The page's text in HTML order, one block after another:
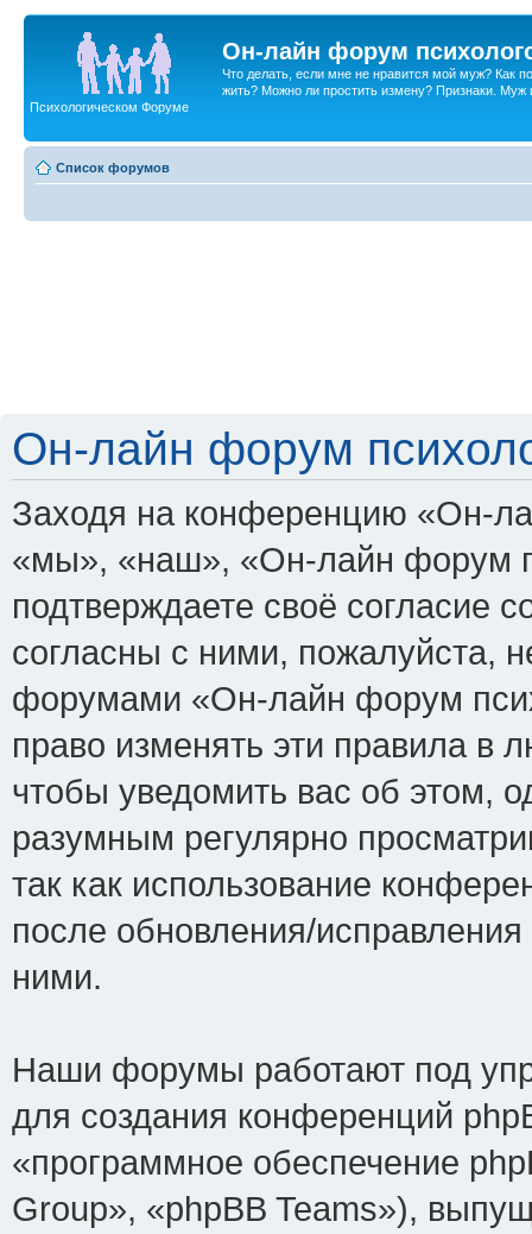
Он-лайн форум
Что делать, если мне не нравится мой муж? Как
жить? Можно ли простить измену? Признаки. Муж
Психологическом Форуме
Список форумов
Он-лайн форум
Заходя на конференцию «Он-
«мы», «наш», «Он-лайн форум
подтверждаете своё
согласны с ними, пожалуйста,
форумами «Он-лайн форум
право изменять эти правила в
чтобы уведомить вас об этом,
разумным регулярно
так как использование
после обновления/
ними.
Наши форумы работают под
для создания конференций
«программное обеспечение
Group», «phpBB Teams»),